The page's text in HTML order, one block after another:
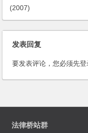
(2007)
发表回复
要发表评论，您必须先登
法律桥站群